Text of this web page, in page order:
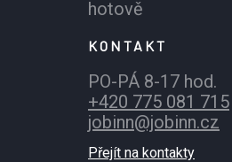
hotově
KONTAKT
PO-PÁ 8-17 hod.
+420 775 081 715
jobinn@jobinn.cz
Přejít na kontakty